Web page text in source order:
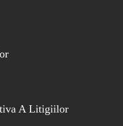
A Litigiilor